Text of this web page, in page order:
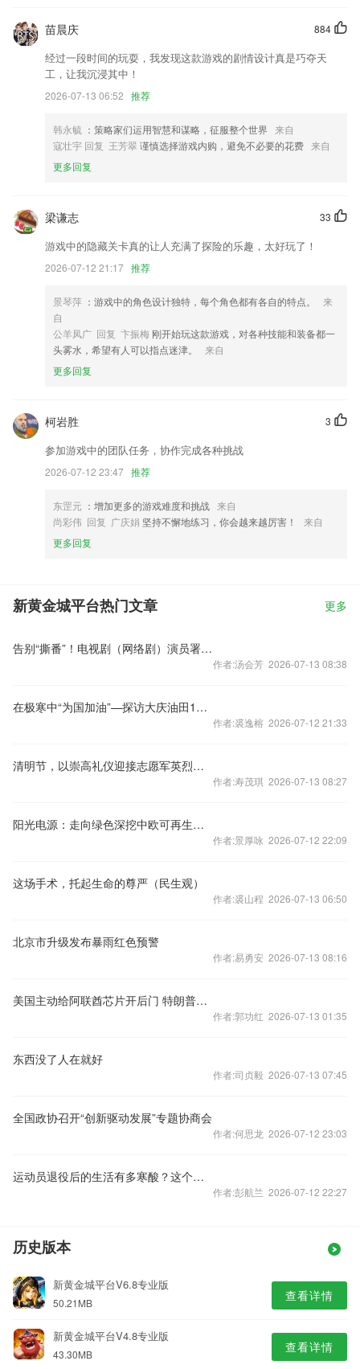
视频降重功能新增帧率码率调节。
爆款秒杀！品质毛衣29元起批
添加销售日记模块，资源分享，经验交流，八卦吐槽，隐私发泄
支持正版阅读漫画，让阅读五彩缤纷
优化选择音乐页面的加载速度。
【优化】商品自提时间优化。
联系我们
改。
884
苗晨庆
经过一段时间的玩耍，我发现这款游戏的剧情设计真是巧夺天
工，让我沉浸其中！
2026-07-13 06:52 推荐
韩永毓 ：策略家们运用智慧和谋略，征服整个世界 来自
寇壮宇 回复 王芳翠 谨慎选择游戏内购，避免不必要的花费 来自
更多回复
33
梁谦志
游戏中的隐藏关卡真的让人充满了探险的乐趣，太好玩了！
2026-07-12 21:17 推荐
景琴萍 ：游戏中的角色设计独特，每个角色都有各自的特点。
来
自
公羊凤广 回复 卞振梅 刚开始玩这款游戏，对各种技能和装备都一
头雾水，希望有人可以指点迷津。
来自
更多回复
3
柯岩胜
参加游戏中的团队任务，协作完成各种挑战
2026-07-12 23:47 推荐
东罡元 ：增加更多的游戏难度和挑战 来自
尚彩伟 回复 广庆娟 坚持不懈地练习，你会越来越厉害！
来自
更多回复
新黄金城平台热门文章 更多
告别“撕番”！电视剧（网络剧）演员署名新规今起施行
作者:汤会芳 2026-07-13 08:38
在极寒中“为国加油”—探访大庆油田1205钻井队
作者:裘逸榕 2026-07-12 21:33
清明节，以崇高礼仪迎接志愿军英烈魂归故土
作者:寿茂琪 2026-07-13 08:27
阳光电源：走向绿色深挖中欧可再生能源合作
作者:景厚咏 2026-07-12 22:09
这场手术，托起生命的尊严（民生观）
作者:裘山程 2026-07-13 06:50
北京市升级发布暴雨红色预警
作者:易勇安 2026-07-13 08:16
美国主动给阿联酋芯片开后门 特朗普：我们不卖芯片的话中国就卖了
作者:郭功红 2026-07-13 01:35
东西没了人在就好
作者:司贞毅 2026-07-13 07:45
全国政协召开“创新驱动发展”专题协商会
作者:何思龙 2026-07-12 23:03
运动员退役后的生活有多寒酸？这个女大学生给出了答案：平时将1块钱掰成两半花！
作者:彭航兰 2026-07-12 22:27
历史版本
新黄金城平台V6.8专业版
50.21MB 查看详情
新黄金城平台V4.8专业版
43.30MB 查看详情